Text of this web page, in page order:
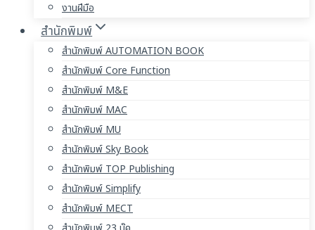
งานฝีมือ
สำนักพิมพ์
สำนักพิมพ์ AUTOMATION BOOK
สำนักพิมพ์ Core Function
สำนักพิมพ์ M&E
สำนักพิมพ์ MAC
สำนักพิมพ์ MU
สำนักพิมพ์ Sky Book
สำนักพิมพ์ TOP Publishing
สำนักพิมพ์ Simplify
สำนักพิมพ์ MECT